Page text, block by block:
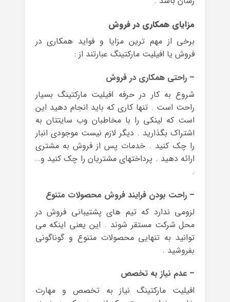
مزایای همکاری در فروش
برخی از مهم ترین مزایا و فواید همکاری در
فروش یا افیلیت مارکتینگ عبارتند از :
– راحتی همکاری در فروش
شروع به کار در حرفه افیلیت مارکتینگ بسیار
راحت است . تنها کاری که باید انجام دهید این
است که لینکی را با مخاطبان وب سایتتان به
اشتراک بگذارید . دیگر لازم نیست موجودی انبار
را چک کنید . خدمات پس از فروش به مشتری
ارائه دهید . پرداختهای مشتریان را چک کنید و…
.
– راحت بودن فرایند فروش محصولات متنوع
لزومی ندارد که تیم های پشتیبانی فروش در
محل شرکت مستقر شوند . این یعنی اینکه می
توانید به تنهایی محصولات متنوع و گوناگونی
بفروشید .
– عدم نیاز به تخصص
افیلیت مارکتینگ نیاز به تخصص و مهارت